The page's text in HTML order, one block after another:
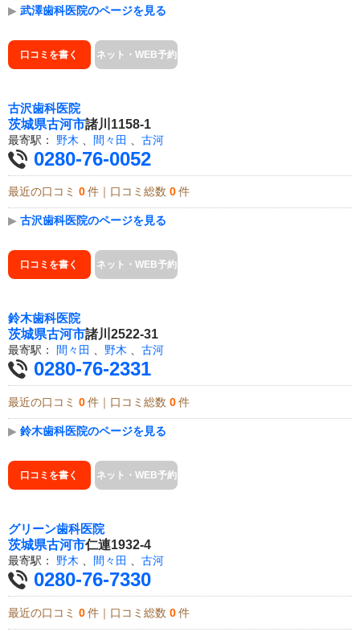
▶ 武澤歯科医院のページを見る
口コミを書く ネット・WEB予約
古沢歯科医院
茨城県古河市諸川1158-1
最寄駅： 野木 間々田 古河
0280-76-0052
最近の口コミ 0 件｜口コミ総数 0 件
▶ 古沢歯科医院のページを見る
口コミを書く ネット・WEB予約
鈴木歯科医院
茨城県古河市諸川2522-31
最寄駅： 間々田 、 野木 、 古河
0280-76-2331
最近の口コミ 0 件｜口コミ総数 0 件
▶ 鈴木歯科医院のページを見る
口コミを書く ネット・WEB予約
グリーン歯科医院
茨城県古河市仁連1932-4
最寄駅： 野木 、 間々田 、 古河
0280-76-7330
最近の口コミ 0 件｜口コミ総数 0 件